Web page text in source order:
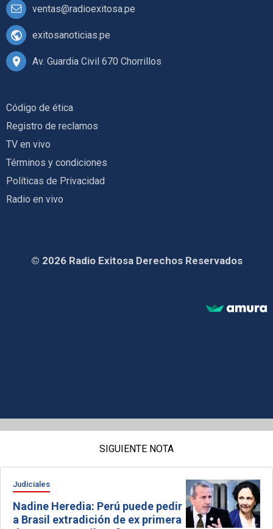
ventas@radioexitosa.pe
exitosanoticias.pe
Av. Guardia Civil 670 Chorrillos
Código de ética
Registro de reclamos
TV en vivo
Términos y condiciones
Políticas de Privacidad
Radio en vivo
© 2026 Radio Exitosa Derechos Reservados
SIGUIENTE NOTA
Judiciales
Nadine Heredia: Perú puede pedir
a Brasil extradición de ex primera